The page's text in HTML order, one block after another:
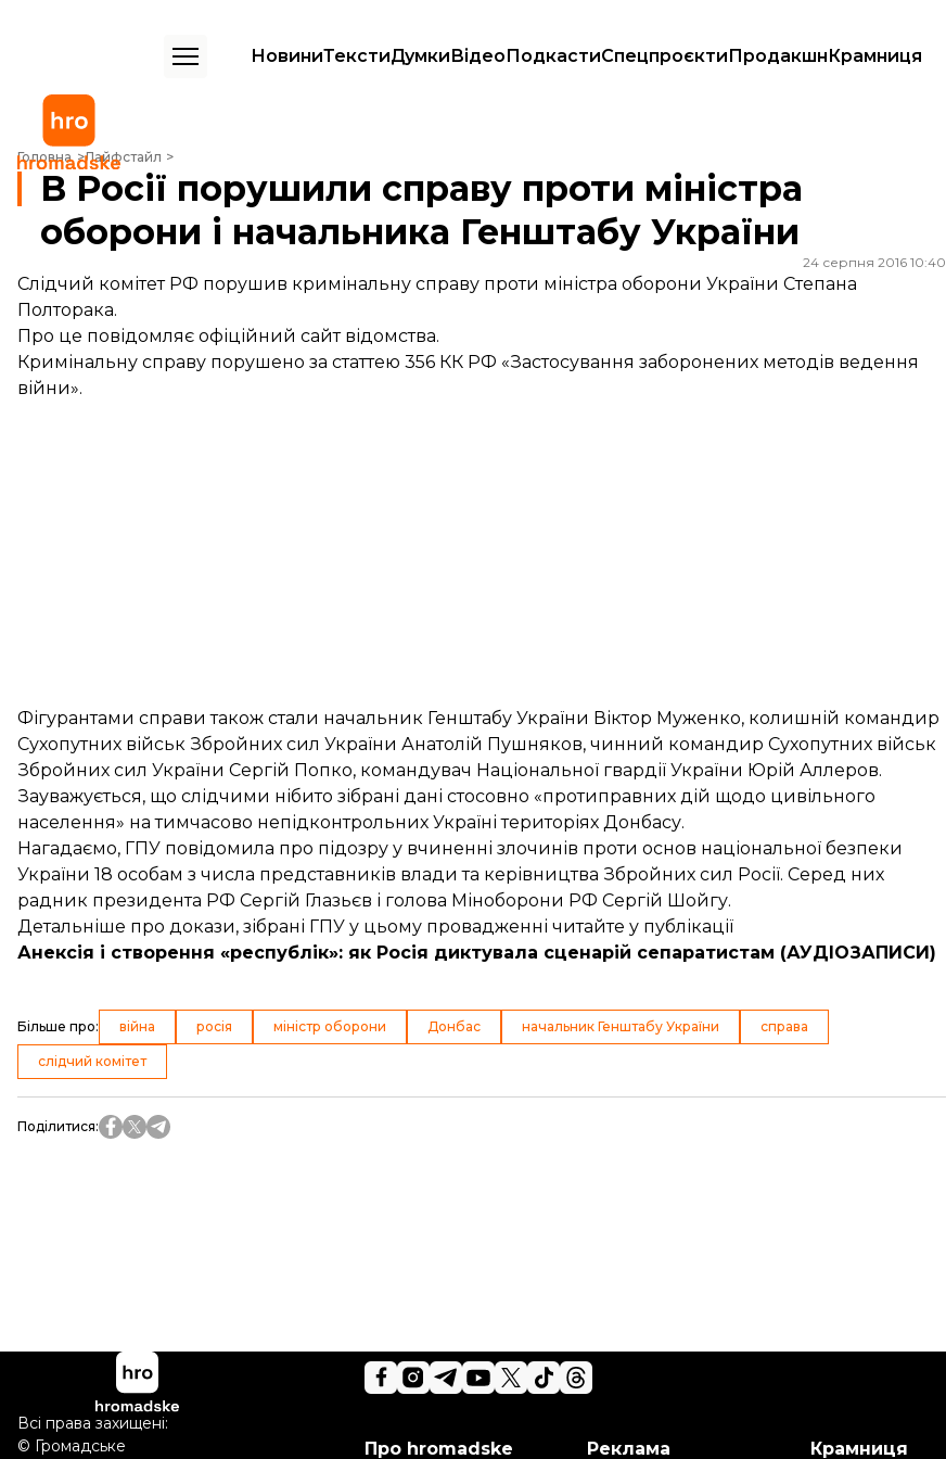
НовиниТекстиДумкиВідеоПодкастиСпецпроєктиПродакшнКрамниця
Головна Лайфстайл
В Росії порушили справу проти міністра оборони і начальника Генштабу України
В Росії порушили справу проти міністра
оборони і начальника Генштабу України
24 серпня 2016 10:40
Слідчий комітет РФ порушив кримінальну справу проти міністра оборони України Степана
Полторака.
Про це повідомляє офіційний сайт відомства.
Кримінальну справу порушено за статтею 356 КК РФ «Застосування заборонених методів ведення
війни».
Фігурантами справи також стали начальник Генштабу України Віктор Муженко, колишній командир
Сухопутних військ Збройних сил України Анатолій Пушняков, чинний командир Сухопутних військ
Збройних сил України Сергій Попко, командувач Національної гвардії України Юрій Аллеров.
Зауважується, що слідчими нібито зібрані дані стосовно «протиправних дій щодо цивільного
населення» на тимчасово непідконтрольних Україні територіях Донбасу.
Нагадаємо, ГПУ повідомила про підозру у вчиненні злочинів проти основ національної безпеки
України 18 особам з числа представників влади та керівництва Збройних сил Росії. Серед них
радник президента РФ Сергій Глазьєв і голова Міноборони РФ Сергій Шойгу.
Детальніше про докази, зібрані ГПУ у цьому провадженні читайте у публікації
Анексія і створення «республік»: як Росія диктувала сценарій сепаратистам (АУДІОЗАПИСИ)
Більше про: війна росія міністр оборони Донбас начальник Генштабу України справа
слідчий комітет
Поділитися:
Про hromadske Реклама Крамниця
Всі права захищені:
© Громадське